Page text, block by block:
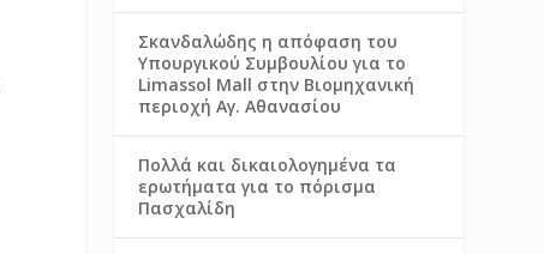
Σκανδαλώδης η απόφαση του
Υπουργικού Συμβουλίου για το
Limassol Mall στην Βιομηχανική
περιοχή Αγ. Αθανασίου
Πολλά και δικαιολογημένα τα
ερωτήματα για το πόρισμα
Πασχαλίδη